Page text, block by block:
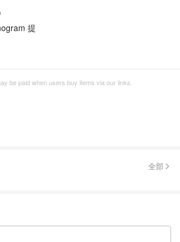
提
be paid when users buy items via our links.
全部